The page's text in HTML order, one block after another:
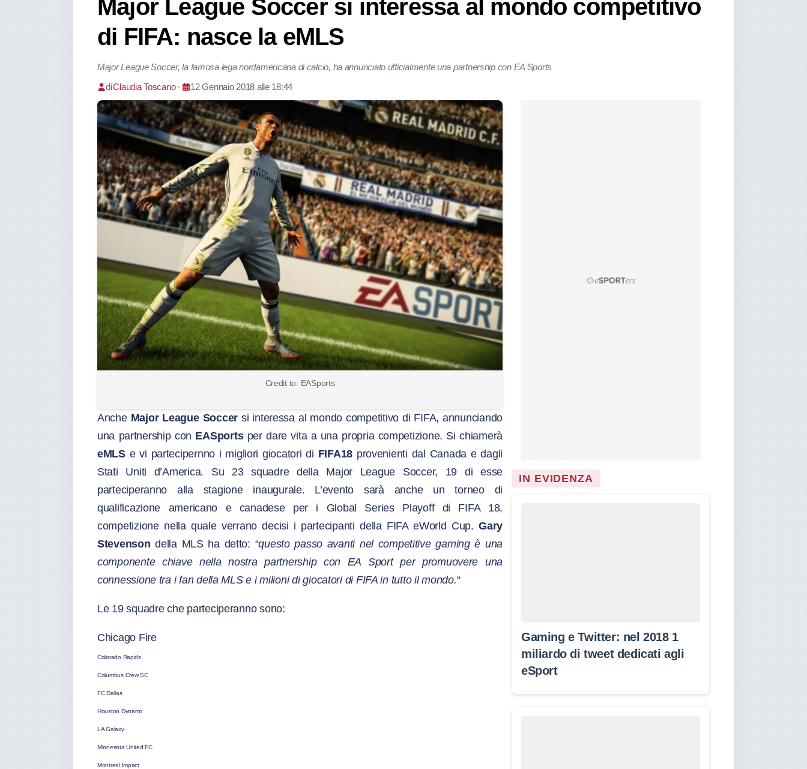
Major League Soccer si interessa al mondo competitivo
di FIFA: nasce la eMLS
Major League Soccer, la famosa lega nordamericana di calcio, ha annunciato ufficialmente una partnership con EA Sports
diClaudia Toscano • 12 Gennaio 2018 alle 18:44
Credit to: EASports
Anche Major League Soccersi interessa al mondo competitivo di FIFA, annunciando
una partnership con EASportsper dare vita a una propria competizione. Si chiamerà
eMLSe vi partecipernno i migliori giocatori di FIFA18 provenienti dal Canada e dagli
Stati Uniti d’America. Su 23 squadre della Major League Soccer, 19 di esse
parteciperanno alla stagione inaugurale. L’evento sarà anche un torneo di
qualificazione americano e canadese per i Global Series Playoff di FIFA 18,
competizione nella quale verrano decisi i partecipanti della FIFA eWorld Cup.Gary
Stevenson della MLS ha detto: “questo passo avanti nel competitive gaming è una
componente chiave nella nostra partnership con EA Sport per promuovere una
connessione tra i fan della MLS e i milioni di giocatori di FIFA in tutto il mondo.“
Le 19 squadre che parteciperanno sono:
Chicago Fire
Colorado Rapids
Columbus Crew SC
FC Dallas
Houston Dynamo
LA Galaxy
Minnesota United FC
Montreal Impact
IN EVIDENZA
Gaming e Twitter: nel 2018 1
miliardo di tweet dedicati agli
eSport